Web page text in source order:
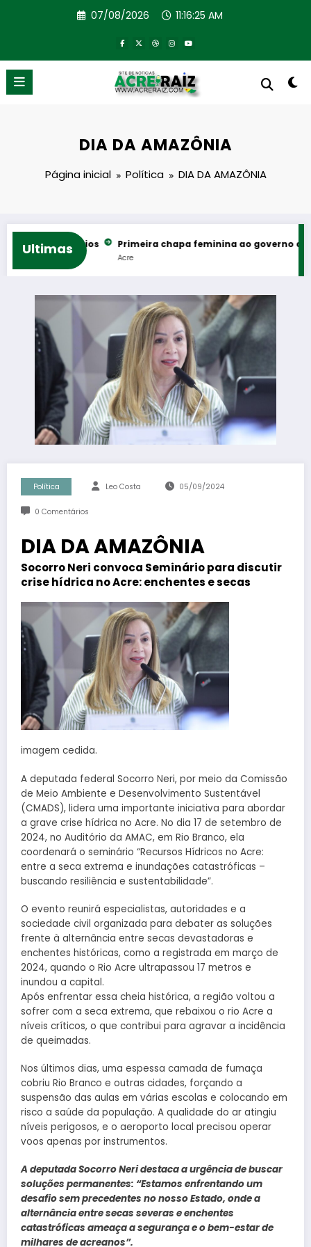
07/08/2026 11:16:26 AM
DIA DA AMAZÔNIA
Página inicial Política DIA DA AMAZÔNIA
Ultimas
e rodeios Primeira chapa feminina ao governo do Acre
Acre
Política Leo Costa 05/09/2024
0 Comentários
DIA DA AMAZÔNIA
Socorro Neri convoca Seminário para discutir
crise hídrica no Acre: enchentes e secas
imagem cedida.
A deputada federal Socorro Neri, por meio da Comissão
de Meio Ambiente e Desenvolvimento Sustentável
(CMADS), lidera uma importante iniciativa para abordar
a grave crise hídrica no Acre. No dia 17 de setembro de
2024, no Auditório da AMAC, em Rio Branco, ela
coordenará o seminário “Recursos Hídricos no Acre:
entre a seca extrema e inundações catastróficas –
buscando resiliência e sustentabilidade”.
O evento reunirá especialistas, autoridades e a
sociedade civil organizada para debater as soluções
frente à alternância entre secas devastadoras e
enchentes históricas, como a registrada em março de
2024, quando o Rio Acre ultrapassou 17 metros e
inundou a capital​.
Após enfrentar essa cheia histórica, a região voltou a
sofrer com a seca extrema, que rebaixou o rio Acre a
níveis críticos, o que contribui para agravar a incidência
de queimadas.
Nos últimos dias, uma espessa camada de fumaça
cobriu Rio Branco e outras cidades, forçando a
suspensão das aulas em várias escolas e colocando em
risco a saúde da população. A qualidade do ar atingiu
níveis perigosos, e o aeroporto local precisou operar
voos apenas por instrumentos​.
A deputada Socorro Neri destaca a urgência de buscar
soluções permanentes: “Estamos enfrentando um
desafio sem precedentes no nosso Estado, onde a
alternância entre secas severas e enchentes
catastróficas ameaça a segurança e o bem-estar de
milhares de acreanos”.